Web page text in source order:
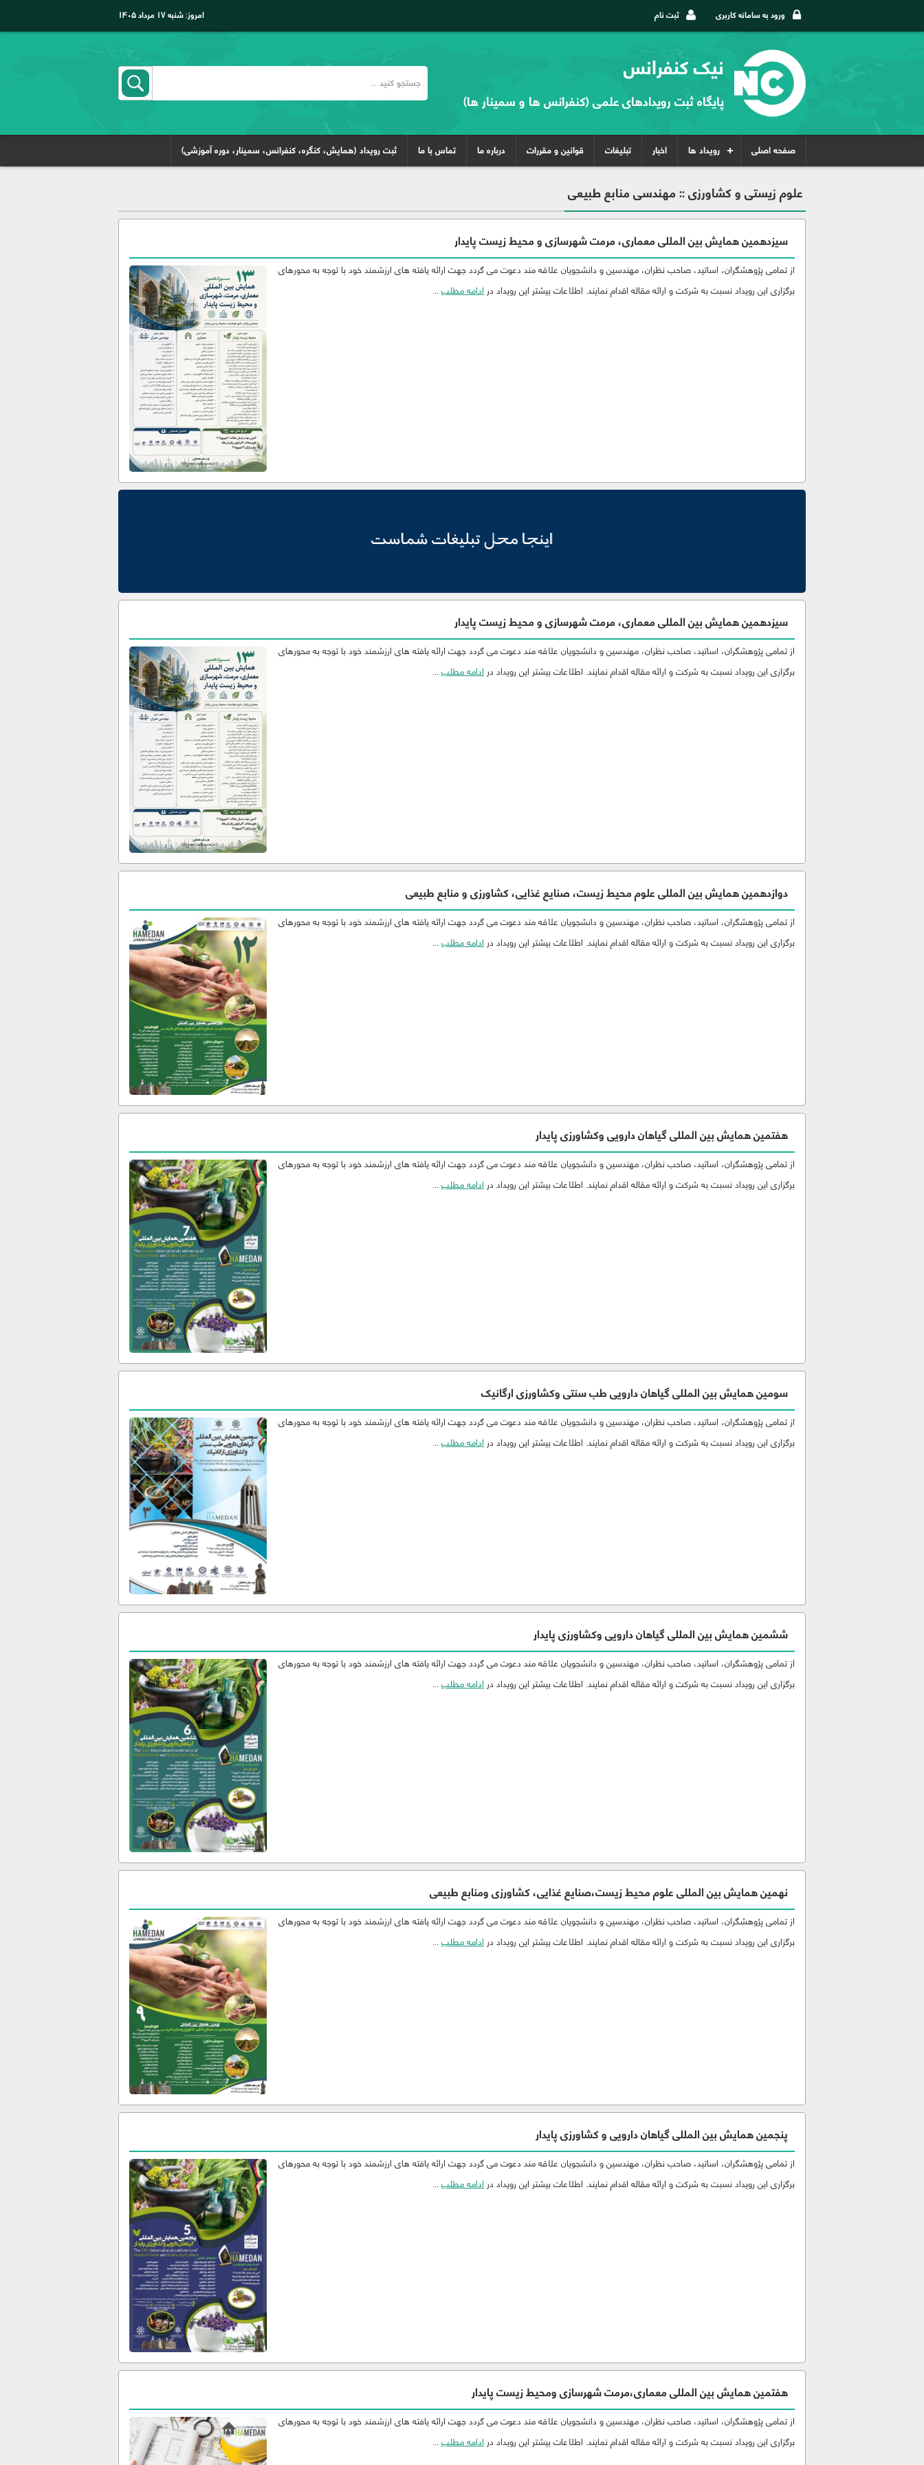
ورود به سامانه کاربری ثبت نام امروز:شنبه ۱۷ مرداد ۱۴۰۵
نیک کنفرانس
پایگاه ثبت رویدادهای علمی (کنفرانس ها و سمینار ها)
صفحه اصلی رویداد ها اخبار تبلیغات قوانین و مقررات درباره ما تماس با ما ثبت رویداد (همایش، کنگره، کنفرانس، سمینار، دوره آموزشی)
علوم زیستی و کشاورزی :: مهندسی منابع طبیعی
سیزدهمین همایش بین المللی معماری، مرمت شهرسازی و محیط زیست پایدار
از تمامی پژوهشگران، اساتید، صاحب نظران، مهندسین و دانشجویان علاقه مند دعوت می گردد جهت ارائه یافته های ارزشمند خود با توجه به محورهای
برگزاری این رویداد نسبت به شرکت و ارائه مقاله اقدام نمایند. اطلاعات بیشتر این رویداد در ادامه مطلب...
سیزدهمین همایش بین المللی معماری، مرمت شهرسازی و محیط زیست پایدار
از تمامی پژوهشگران، اساتید، صاحب نظران، مهندسین و دانشجویان علاقه مند دعوت می گردد جهت ارائه یافته های ارزشمند خود با توجه به محورهای
برگزاری این رویداد نسبت به شرکت و ارائه مقاله اقدام نمایند. اطلاعات بیشتر این رویداد در ادامه مطلب...
دوازدهمین همایش بین المللی علوم محيط زيست، صنایع غذایی، کشاورزی و منابع طبيعی
از تمامی پژوهشگران، اساتید، صاحب نظران، مهندسین و دانشجویان علاقه مند دعوت می گردد جهت ارائه یافته های ارزشمند خود با توجه به محورهای
برگزاری این رویداد نسبت به شرکت و ارائه مقاله اقدام نمایند. اطلاعات بیشتر این رویداد در ادامه مطلب...
هفتمین همایش بین المللی گیاهان دارویی وکشاورزی پایدار
از تمامی پژوهشگران، اساتید، صاحب نظران، مهندسین و دانشجویان علاقه مند دعوت می گردد جهت ارائه یافته های ارزشمند خود با توجه به محورهای
برگزاری این رویداد نسبت به شرکت و ارائه مقاله اقدام نمایند. اطلاعات بیشتر این رویداد در ادامه مطلب...
سومین همایش بین المللی گیاهان دارویی طب سنتی وکشاورزی ارگانیک
از تمامی پژوهشگران، اساتید، صاحب نظران، مهندسین و دانشجویان علاقه مند دعوت می گردد جهت ارائه یافته های ارزشمند خود با توجه به محورهای
برگزاری این رویداد نسبت به شرکت و ارائه مقاله اقدام نمایند. اطلاعات بیشتر این رویداد در ادامه مطلب...
ششمین همایش بین المللی گیاهان دارویی وکشاورزی پایدار
از تمامی پژوهشگران، اساتید، صاحب نظران، مهندسین و دانشجویان علاقه مند دعوت می گردد جهت ارائه یافته های ارزشمند خود با توجه به محورهای
برگزاری این رویداد نسبت به شرکت و ارائه مقاله اقدام نمایند. اطلاعات بیشتر این رویداد در ادامه مطلب...
نهمین همایش بین المللی علوم محیط زیست،صنایع غذایی، کشاورزی ومنابع طبیعی
از تمامی پژوهشگران، اساتید، صاحب نظران، مهندسین و دانشجویان علاقه مند دعوت می گردد جهت ارائه یافته های ارزشمند خود با توجه به محورهای
برگزاری این رویداد نسبت به شرکت و ارائه مقاله اقدام نمایند. اطلاعات بیشتر این رویداد در ادامه مطلب...
پنجمین همایش بین المللی گیاهان دارویی و کشاورزی پایدار
از تمامی پژوهشگران، اساتید، صاحب نظران، مهندسین و دانشجویان علاقه مند دعوت می گردد جهت ارائه یافته های ارزشمند خود با توجه به محورهای
برگزاری این رویداد نسبت به شرکت و ارائه مقاله اقدام نمایند. اطلاعات بیشتر این رویداد در ادامه مطلب...
هفتمین همايش بین المللی معماری،مرمت شهرسازی ومحیط زیست پایدار
از تمامی پژوهشگران، اساتید، صاحب نظران، مهندسین و دانشجویان علاقه مند دعوت می گردد جهت ارائه یافته های ارزشمند خود با توجه به محورهای
برگزاری این رویداد نسبت به شرکت و ارائه مقاله اقدام نمایند. اطلاعات بیشتر این رویداد در ادامه مطلب...